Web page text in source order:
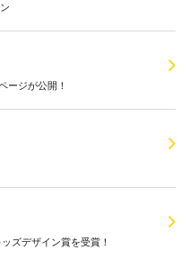
ージが公開！
ズデザイン賞を受賞！